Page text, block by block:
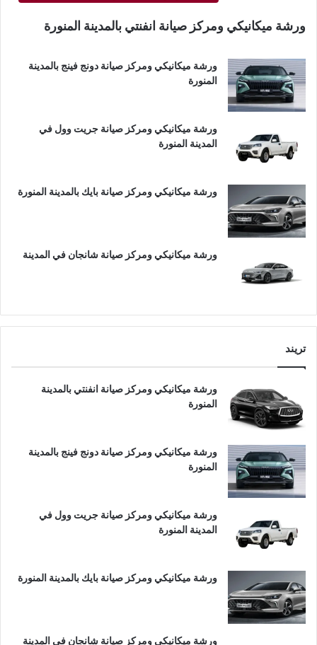
ورشة ميكانيكي ومركز صيانة انفنتي بالمدينة المنورة
ورشة ميكانيكي ومركز صيانة دونج فينج بالمدينة
المنورة
ورشة ميكانيكي ومركز صيانة جريت وول في
المدينة المنورة
ورشة ميكانيكي ومركز صيانة بايك بالمدينة المنورة
ورشة ميكانيكي ومركز صيانة شانجان في المدينة
تريند
ورشة ميكانيكي ومركز صيانة انفنتي بالمدينة
المنورة
ورشة ميكانيكي ومركز صيانة دونج فينج بالمدينة
المنورة
ورشة ميكانيكي ومركز صيانة جريت وول في
المدينة المنورة
ورشة ميكانيكي ومركز صيانة بايك بالمدينة المنورة
ورشة ميكانيكي ومركز صيانة شانجان في المدينة